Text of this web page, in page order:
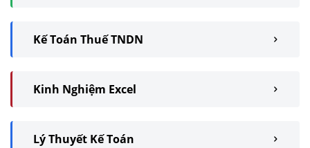
Kế Toán Thuế TNDN
Kinh Nghiệm Excel
Lý Thuyết Kế Toán